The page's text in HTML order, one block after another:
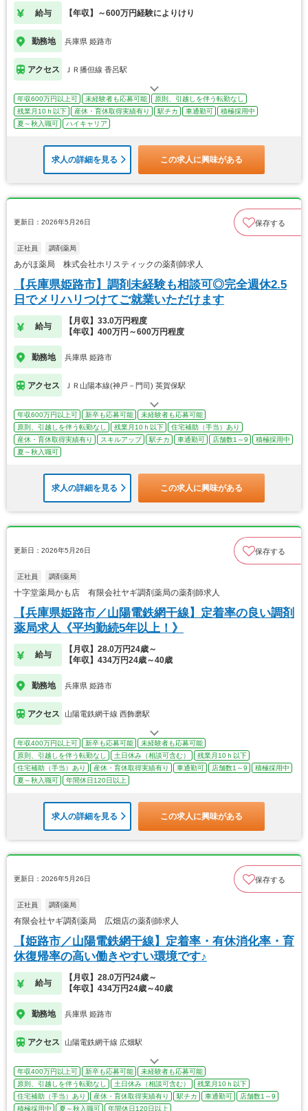
給与 【年収】～600万円経験によりけり
勤務地 兵庫県 姫路市
アクセス ＪＲ播但線 香呂駅
年収600万円以上可 未経験者も応募可能
原則、引越しを伴う転勤なし
残業月10ｈ以下
産休・育休取得実績有り 駅チカ 車通勤可
積極採用中
夏～秋入職可
ハイキャリア
求人の詳細を見る この求人に興味がある
更新日：2026年5月26日 保存する
正社員 調剤薬局
あがほ薬局 株式会社ホリスティックの薬剤師求人
【兵庫県姫路市】調剤未経験も相談可◎完全週休2.5
日でメリハリつけてご就業いただけます
給与
【月収】33.0万円程度
【年収】400万円～600万円程度
勤務地 兵庫県 姫路市
アクセス ＪＲ山陽本線(神戸－門司) 英賀保駅
年収600万円以上可 新卒も応募可能
未経験者も応募可能
原則、引越しを伴う転勤なし
残業月10ｈ以下
住宅補助（手当）あり
産休・育休取得実績有り
スキルアップ 駅チカ 車通勤可 店舗数1～9
積極採用中
夏～秋入職可
求人の詳細を見る この求人に興味がある
更新日：2026年5月26日 保存する
正社員 調剤薬局
十字堂薬局かも店 有限会社ヤギ調剤薬局の薬剤師求人
【兵庫県姫路市／山陽電鉄網干線】定着率の良い調剤
薬局求人《平均勤続5年以上！》
給与
【月収】28.0万円24歳～
【年収】434万円24歳～40歳
勤務地 兵庫県 姫路市
アクセス 山陽電鉄網干線 西飾磨駅
年収400万円以上可 新卒も応募可能
未経験者も応募可能
原則、引越しを伴う転勤なし
土日休み（相談可含む）
残業月10ｈ以下
住宅補助（手当）あり
産休・育休取得実績有り 車通勤可 店舗数1～9
積極採用中
夏～秋入職可
年間休日120日以上
求人の詳細を見る この求人に興味がある
更新日：2026年5月26日 保存する
正社員 調剤薬局
有限会社ヤギ調剤薬局 広畑店の薬剤師求人
【姫路市／山陽電鉄網干線】定着率・有休消化率・育
休復帰率の高い働きやすい環境です♪
給与
【月収】28.0万円24歳～
【年収】434万円24歳～40歳
勤務地 兵庫県 姫路市
アクセス 山陽電鉄網干線 広畑駅
年収400万円以上可 新卒も応募可能
未経験者も応募可能
原則、引越しを伴う転勤なし
土日休み（相談可含む）
残業月10ｈ以下
住宅補助（手当）あり
産休・育休取得実績有り 駅チカ 車通勤可
店舗数1～9
積極採用中
夏～秋入職可 年間休日120日以上